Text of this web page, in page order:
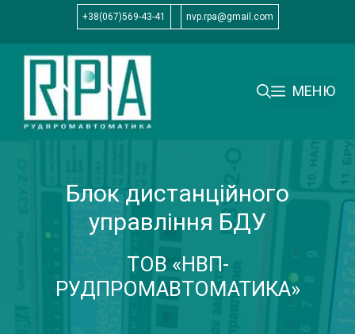
вмісту
+38(067)569-43-41 nvp.rpa@gmail.com
МЕНЮ
Блок дистанційного
управління БДУ
ТОВ «НВП-
РУДПРОМАВТОМАТИКА»